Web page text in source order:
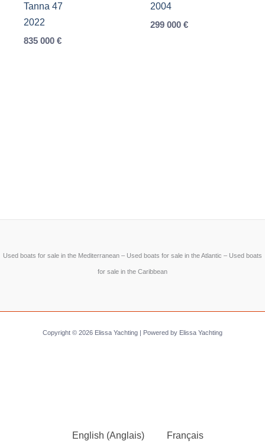
Tanna 47
2022
835 000 €
2004
299 000 €
Used boats for sale in the Mediterranean – Used boats for sale in the Atlantic – Used boats
for sale in the Caribbean
Copyright © 2026 Elissa Yachting | Powered by Elissa Yachting
English (Anglais) Français